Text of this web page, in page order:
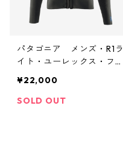
パタゴニア メンズ・R1ラ
イト・ユーレックス・フロ
ブ・トップ／USモデル
カラー Black 日本正規品
¥22,000
SOLD OUT